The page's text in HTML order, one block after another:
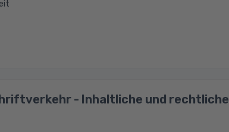
- Inhaltliche und rechtliche